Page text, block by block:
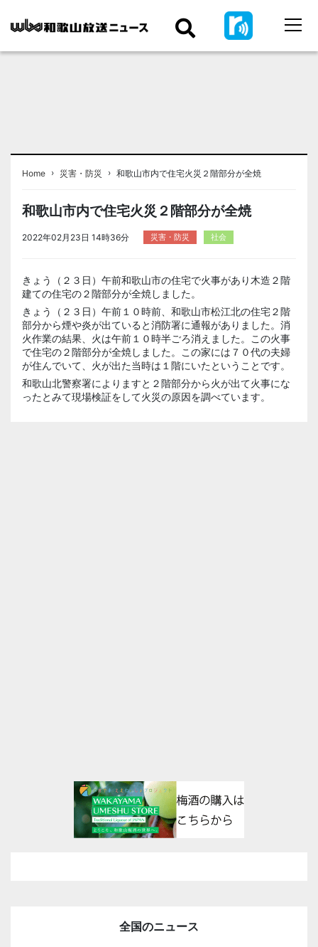
Home › 災害・防災 › 和歌山市内で住宅火災２階部分が全焼
和歌山市内で住宅火災２階部分が全焼
2022年02月23日 14時36分 災害・防災 社会
きょう（２３日）午前和歌山市の住宅で火事があり木造２階
建ての住宅の２階部分が全焼しました。
きょう（２３日）午前１０時前、和歌山市松江北の住宅２階
部分から煙や炎が出ていると消防署に通報がありました。消
火作業の結果、火は午前１０時半ごろ消えました。この火事
で住宅の２階部分が全焼しました。この家には７０代の夫婦
が住んでいて、火が出た当時は１階にいたということです。
和歌山北警察署によりますと２階部分から火が出て火事にな
ったとみて現場検証をして火災の原因を調べています。
全国のニュース